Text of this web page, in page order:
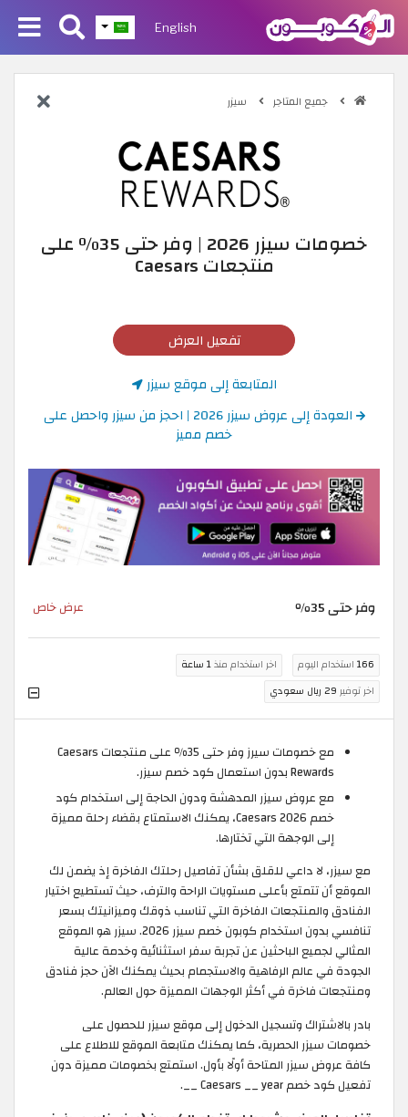
English
جميع المتاجر سيزر
خصومات سيزر 2026 | وفر حتى 35٪ على
منتجعات Caesars
تفعيل العرض
المتابعة إلى موقع سيزر
العودة إلى عروض سيزر 2026 | احجز من سيزر واحصل على
خصم مميز
وفر حتى 35٪ عرض خاص
166 استخدام اليوم اخر استخدام منذ1 ساعة
اخر توفير 29 ريال سعودي
مع خصومات سيرز وفر حتى 35٪ على منتجعات Caesars
Rewards بدون استعمال كود خصم سيزر.
مع عروض سيزر المدهشة ودون الحاجة إلى استخدام كود
خصم Caesars 2026، يمكنك الاستمتاع بقضاء رحلة مميزة
إلى الوجهة التي تختارها.
مع سيزر، لا داعي للقلق بشأن تفاصيل رحلتك الفاخرة إذ يضمن لك
الموقع أن تتمتع بأعلى مستويات الراحة والترف، حيث تستطيع اختيار
الفنادق والمنتجعات الفاخرة التي تناسب ذوقك وميزانيتك بسعر
تنافسي بدون استخدام كوبون خصم سيزر 2026. سيزر هو الموقع
المثالي لجميع الباحثين عن تجربة سفر استثنائية وخدمة عالية
الجودة في عالم الرفاهية والاستجمام بحيث يمكنك الآن حجز فنادق
ومنتجعات فاخرة في أكثر الوجهات المميزة حول العالم.
بادر بالاشتراك وتسجيل الدخول إلى موقع سيزر للحصول على
خصومات سيزر الحصرية، كما يمكنك متابعة الموقع للاطلاع على
كافة عروض سيزر المتاحة أولًا بأول. استمتع بخصومات مميزة دون
تفعيل كود خصم Caesars __ year __.